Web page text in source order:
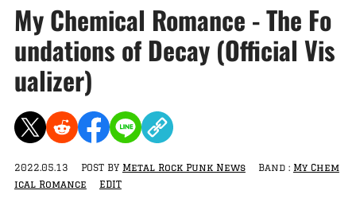
My Chemical Romance - The Fo
undations of Decay (Official Vis
ualizer)
2022.05.13 POST BY Metal Rock Punk News Band : My Chem
ical Romance
EDIT